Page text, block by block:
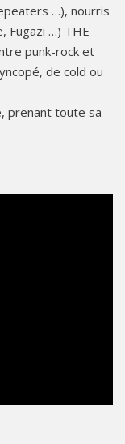
…), nourris
Fugazi …) THE
punk-rock et
de cold ou
prenant toute sa